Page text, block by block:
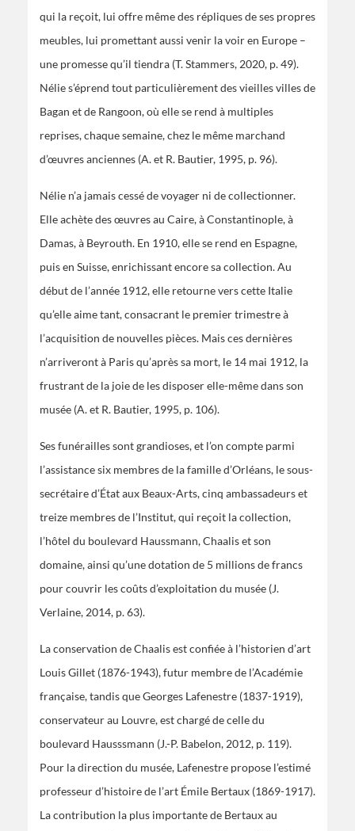
qui la reçoit, lui offre même des répliques de ses propres
meubles, lui promettant aussi venir la voir en Europe –
une promesse qu’il tiendra (T. Stammers, 2020, p. 49).
Nélie s’éprend tout particulièrement des vieilles villes de
Bagan et de Rangoon, où elle se rend à multiples
reprises, chaque semaine, chez le même marchand
d’œuvres anciennes (A. et R. Bautier, 1995, p. 96).
Nélie n’a jamais cessé de voyager ni de collectionner.
Elle achète des œuvres au Caire, à Constantinople, à
Damas, à Beyrouth. En 1910, elle se rend en Espagne,
puis en Suisse, enrichissant encore sa collection. Au
début de l’année 1912, elle retourne vers cette Italie
qu’elle aime tant, consacrant le premier trimestre à
l’acquisition de nouvelles pièces. Mais ces dernières
n’arriveront à Paris qu’après sa mort, le 14 mai 1912, la
frustrant de la joie de les disposer elle-même dans son
musée (A. et R. Bautier, 1995, p. 106).
Ses funérailles sont grandioses, et l’on compte parmi
l’assistance six membres de la famille d’Orléans, le sous-
secrétaire d’État aux Beaux-Arts, cinq ambassadeurs et
treize membres de l’Institut, qui reçoit la collection,
l’hôtel du boulevard Haussmann, Chaalis et son
domaine, ainsi qu’une dotation de 5 millions de francs
pour couvrir les coûts d’exploitation du musée (J.
Verlaine, 2014, p. 63).
La conservation de Chaalis est confiée à l’historien d’art
Louis Gillet (1876-1943), futur membre de l’Académie
française, tandis que Georges Lafenestre (1837-1919),
conservateur au Louvre, est chargé de celle du
boulevard Hausssmann (J.-P. Babelon, 2012, p. 119).
Pour la direction du musée, Lafenestre propose l’estimé
professeur d’histoire de l’art Émile Bertaux (1869-1917).
La contribution la plus importante de Bertaux au